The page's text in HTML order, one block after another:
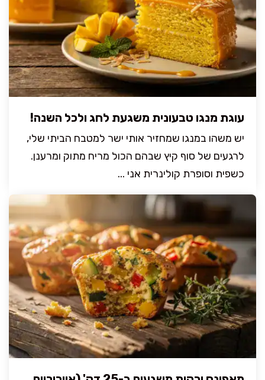
עוגת מנגו טבעונית משגעת לחג ולכל השנה!
יש משהו במנגו שמחזיר אותי ישר למטבח הביתי שלי,
לרגעים של סוף קיץ שבהם הכול מריח מתוק ומרענן.
כשפית וסופרת קולינרית אני ...